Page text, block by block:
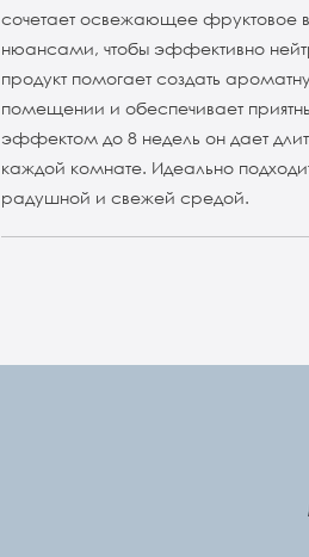
сочетает освежающее фруктовое
нюансами, чтобы эффективно
продукт помогает создать
помещении и обеспечивает
эффектом до 8 недель он дает
каждой комнате. Идеально
радушной и свежей средой.